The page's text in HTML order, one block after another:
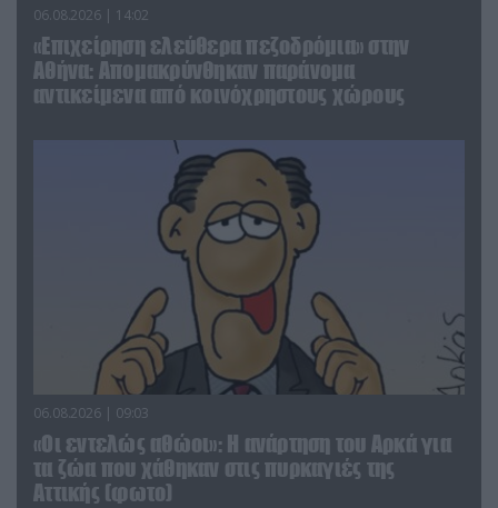
06.08.2026 | 14:02
«Επιχείρηση ελεύθερα πεζοδρόμια» στην
Αθήνα: Απομακρύνθηκαν παράνομα
αντικείμενα από κοινόχρηστους χώρους
06.08.2026 | 09:03
«Οι εντελώς αθώοι»: Η ανάρτηση του Αρκά για
τα ζώα που χάθηκαν στις πυρκαγιές της
Αττικής (φωτο)